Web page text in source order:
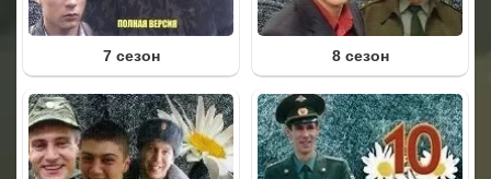
7 сезон 8 сезон